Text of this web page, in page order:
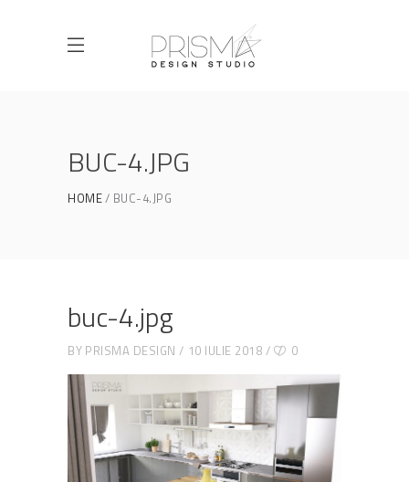
BUC-4.JPG
HOME BUC-4.JPG
buc-4.jpg
BY PRISMA DESIGN 10 IULIE 2018 0